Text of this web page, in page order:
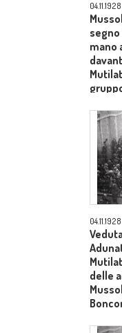
04.11.1928
mano
04.11.1928
delle